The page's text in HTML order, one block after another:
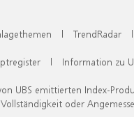
| TrendRadar |
| Information zu
UBS emittierten Index-
oder